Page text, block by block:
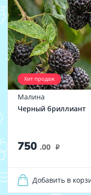
Хит продаж
Малина
Черный бриллиант
750 .00 i
Добавить в